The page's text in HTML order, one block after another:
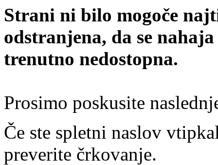
Strani ni bilo mogoče
odstranjena, da se
trenutno nedostopna.
Prosimo poskusite
Če ste spletni naslov
preverite črkovanje.